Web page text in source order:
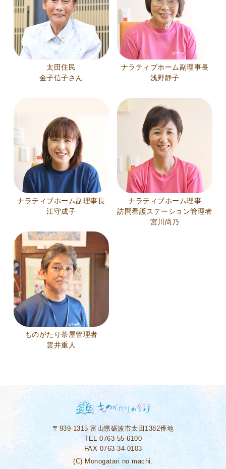
太田住民
金子信子さん
ナラティブホーム副理事長
浅野静子
ナラティブホーム副理事長
江守成子
ナラティブホーム理事
訪問看護ステーション管理者
宮川尚乃
ものがたり茶屋管理者
雲井重人
〒939-1315富山県砺波市太田1382番地
TEL 0763-55-6100
FAX 0763-34-0103
(C) Monogatari no machi.